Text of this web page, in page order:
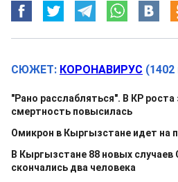
СЮЖЕТ: КОРОНАВИРУС
"Рано расслабляться". В КР
смертность повысилась
Омикрон в Кыргызстане идет на
В Кыргызстане 88 новых случаев
скончались два человека